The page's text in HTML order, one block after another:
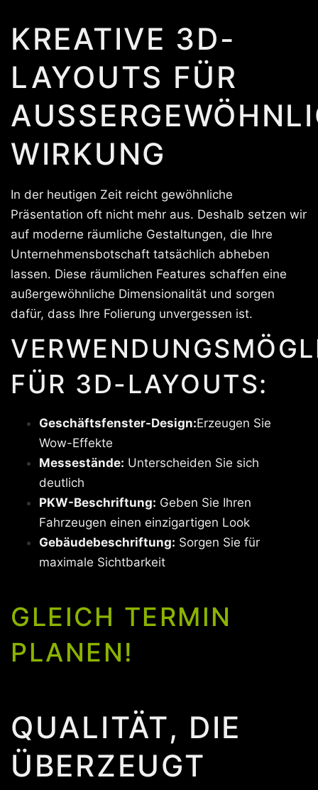
KREATIVE 3D-
LAYOUTS FÜR
IRKUNG
In der heutigen Zeit reicht gewöhnliche
Präsentation oft nicht mehr aus. Deshalb setzen wir
auf moderne räumliche Gestaltungen, die Ihre
Unternehmensbotschaft tatsächlich abheben
lassen. Diese räumlichen Features schaffen eine
außergewöhnliche Dimensionalität und sorgen
dafür, dass Ihre Folierung unvergessen ist.
FÜR 3D-LAYOUTS:
Geschäftsfenster-Design:Erzeugen Sie
Wow-Effekte
Messestände: Unterscheiden Sie sich
deutlich
PKW-Beschriftung: Geben Sie Ihren
Fahrzeugen einen einzigartigen Look
Gebäudebeschriftung: Sorgen Sie für
maximale Sichtbarkeit
GLEICH TERMIN
PLANEN!
QUALITÄT, DIE
ÜBERZEUGT